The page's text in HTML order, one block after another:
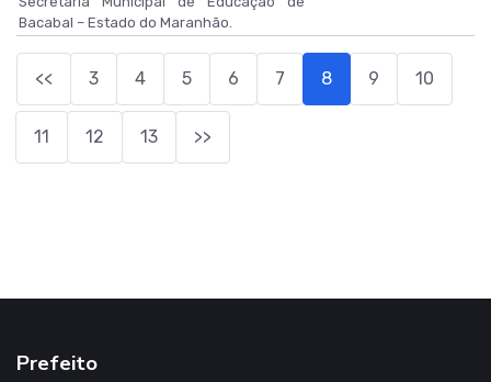
Bacabal – Estado do Maranhão.
<< 3 4 5 6 7 8 9 10
11 12 13 >>
Prefeito